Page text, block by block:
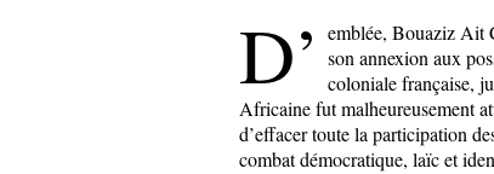
D’
emblée, Bouaziz Ait
son annexion aux
coloniale française,
Africaine fut malheureusement
d’effacer toute la participation
combat démocratique, laïc et